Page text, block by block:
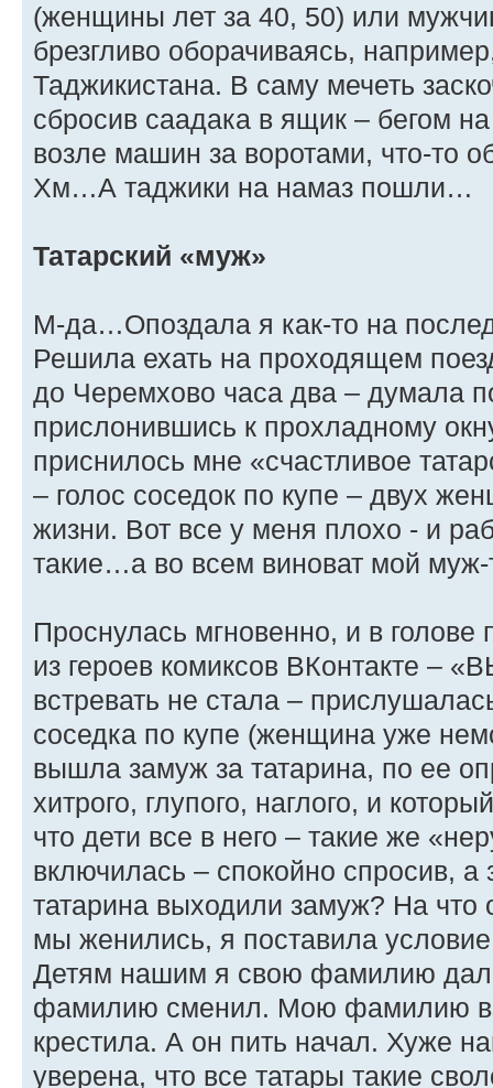
(женщины лет за 40, 50) или
брезгливо оборачиваясь,
Таджикистана. В саму мечеть
сбросив саадака в ящик – бегом
возле машин за воротами, что-то
Хм…А таджики на намаз пошли…
Татарский «муж»
М-да…Опоздала я как-то на
Решила ехать на проходящем
до Черемхово часа два –
прислонившись к прохладному
приснилось мне «счастливое
– голос соседок по купе – двух
жизни. Вот все у меня плохо - и
такие…а во всем виноват мой
Проснулась мгновенно, и в
из героев комиксов ВКонтакте
встревать не стала –
соседка по купе (женщина уже
вышла замуж за татарина, по ее
хитрого, глупого, наглого, и
что дети все в него – такие же
включилась – спокойно спросив, а
татарина выходили замуж? На что
мы женились, я поставила
Детям нашим я свою фамилию
фамилию сменил. Мою фамилию
крестила. А он пить начал. Хуже
уверена, что все татары такие